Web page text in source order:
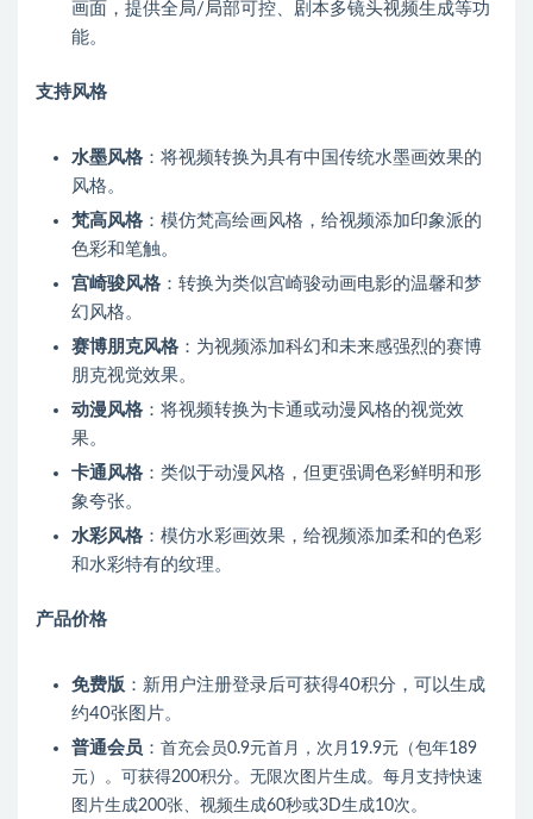
画面，提供全局/局部可控、剧本多镜头视频生成等功
能。
支持风格
水墨风格 ：将视频转换为具有中国传统水墨画效果的
风格。
梵高风格 ：模仿梵高绘画风格，给视频添加印象派的
色彩和笔触。
宫崎骏风格 ：转换为类似宫崎骏动画电影的温馨和梦
幻风格。
赛博朋克风格 ：为视频添加科幻和未来感强烈的赛博
朋克视觉效果。
动漫风格 ：将视频转换为卡通或动漫风格的视觉效
果。
卡通风格 ：类似于动漫风格，但更强调色彩鲜明和形
象夸张。
水彩风格 ：模仿水彩画效果，给视频添加柔和的色彩
和水彩特有的纹理。
产品价格
免费版 ：新用户注册登录后可获得40积分，可以生成
约40张图片。
普通会员 ： 首充会员0.9元首月，次月19.9元（包年189
元）。
可获得200积分。 无限次图片生成。 每月支持快速
图片生成200张、视频生成60秒或3D生成10次。